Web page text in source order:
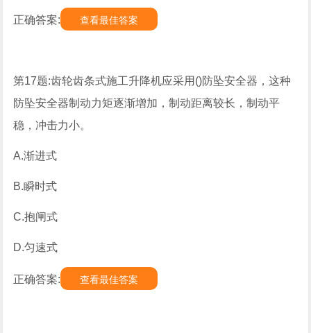
正确答案: 查看最佳答案
第17题:齿轮齿条式施工升降机应采用()防坠安全器，这种
防坠安全器制动力矩逐渐增加，制动距离较长，制动平
稳，冲击力小。
A.渐进式
B.瞬时式
C.抱闸式
D.匀速式
正确答案: 查看最佳答案